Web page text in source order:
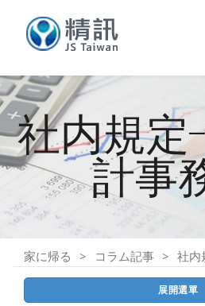
社内規
計事
家に帰る コラム記事 社内
展開選單